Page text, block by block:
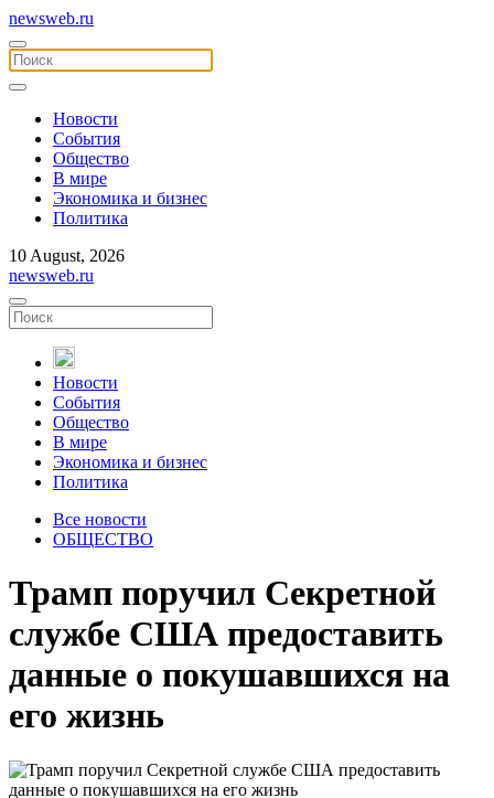
newsweb.ru
Новости
События
Общество
В мире
Экономика и бизнес
Политика
10 August, 2026
newsweb.ru
Новости
События
Общество
В мире
Экономика и бизнес
Политика
Все новости
ОБЩЕСТВО
Трамп поручил Секретной
службе США предоставить
данные о покушавшихся на
его жизнь